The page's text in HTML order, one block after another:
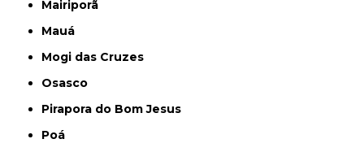
Mairiporã
Mauá
Mogi das Cruzes
Osasco
Pirapora do Bom Jesus
Poá